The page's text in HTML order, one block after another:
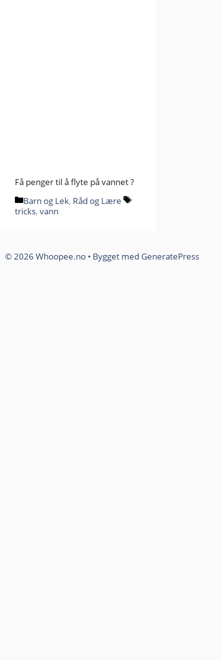
Få penger til å flyte på vannet ?
Kategorier
Barn og Lek, Råd og Lære
Stikkord
tricks, vann
© 2026 Whoopee.no • Bygget med GeneratePress